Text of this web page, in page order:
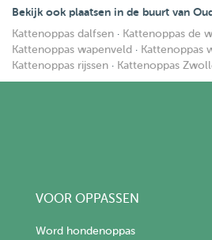
Bekijk ook plaatsen in de buurt van
Kattenoppas dalfsen · Kattenoppas de
Kattenoppas wapenveld · Kattenoppas
Kattenoppas rijssen · Kattenoppas
VOOR OPPASSEN
Word hondenoppas